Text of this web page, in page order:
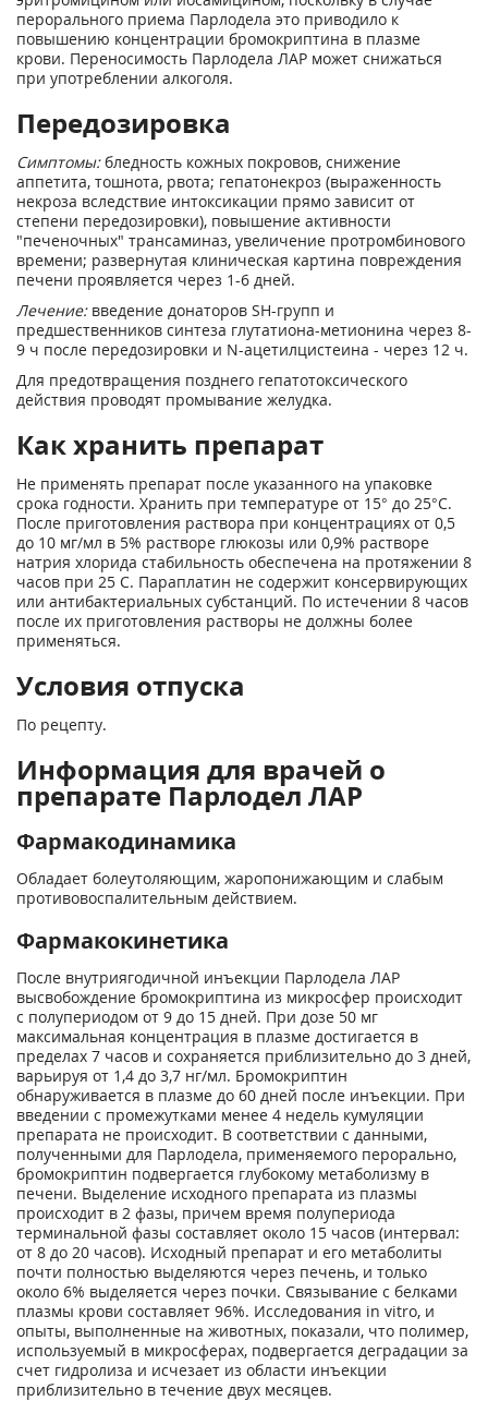
перорального приема Парлодела это приводило к
повышению концентрации бромокриптина в плазме
крови. Переносимость Парлодела ЛАР может снижаться
при употреблении алкоголя.
Передозировка
Симптомы:бледность кожных покровов, снижение
аппетита, тошнота, рвота; гепатонекроз (выраженность
некроза вследствие интоксикации прямо зависит от
степени передозировки), повышение активности
"печеночных" трансаминаз, увеличение протромбинового
времени; развернутая клиническая картина повреждения
печени проявляется через 1-6 дней.
Лечение:введение донаторов SH-групп и
предшественников синтеза глутатиона-метионина через 8-
9 ч после передозировки и N-ацетилцистеина - через 12 ч.
Для предотвращения позднего гепатотоксического
действия проводят промывание желудка.
Как хранить препарат
Не применять препарат после указанного на упаковке
срока годности. Хранить при температуре от 15° до 25°С.
После приготовления раствора при концентрациях от 0,5
до 10 мг/мл в 5% растворе глюкозы или 0,9% растворе
натрия хлорида стабильность обеспечена на протяжении 8
часов при 25 С. Параплатин не содержит консервирующих
или антибактериальных субстанций. По истечении 8 часов
после их приготовления растворы не должны более
применяться.
Условия отпуска
По рецепту.
Информация для врачей о
препарате Парлодел ЛАР
Фармакодинамика
Обладает болеутоляющим, жаропонижающим и слабым
противовоспалительным действием.
Фармакокинетика
После внутриягодичной инъекции Парлодела ЛАР
высвобождение бромокриптина из микросфер происходит
с полупериодом от 9 до 15 дней. При дозе 50 мг
максимальная концентрация в плазме достигается в
пределах 7 часов и сохраняется приблизительно до 3 дней,
варьируя от 1,4 до 3,7 нг/мл. Бромокриптин
обнаруживается в плазме до 60 дней после инъекции. При
введении с промежутками менее 4 недель кумуляции
препарата не происходит. В соответствии с данными,
полученными для Парлодела, применяемого перорально,
бромокриптин подвергается глубокому метаболизму в
печени. Выделение исходного препарата из плазмы
происходит в 2 фазы, причем время полупериода
терминальной фазы составляет около 15 часов (интервал:
от 8 до 20 часов). Исходный препарат и его метаболиты
почти полностью выделяются через печень, и только
около 6% выделяется через почки. Связывание с белками
плазмы крови составляет 96%. Исследования in vitro, и
опыты, выполненные на животных, показали, что полимер,
используемый в микросферах, подвергается деградации за
счет гидролиза и исчезает из области инъекции
приблизительно в течение двух месяцев.